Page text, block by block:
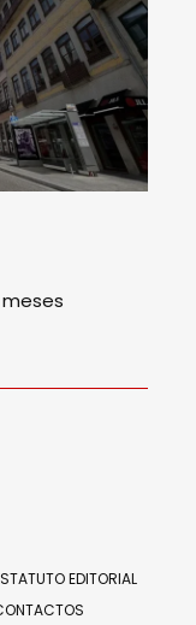
meses
EDITORIAL